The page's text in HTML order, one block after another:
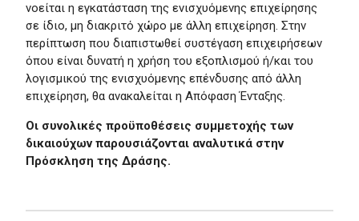
νοείται η εγκατάσταση της ενισχυόμενης επιχείρησης
σε ίδιο, μη διακριτό χώρο με άλλη επιχείρηση. Στην
περίπτωση που διαπιστωθεί συστέγαση επιχειρήσεων
όπου είναι δυνατή η χρήση του εξοπλισμού ή/και του
λογισμικού της ενισχυόμενης επένδυσης από άλλη
επιχείρηση, θα ανακαλείται η Απόφαση Ένταξης.
Οι συνολικές προϋποθέσεις συμμετοχής των
δικαιούχων παρουσιάζονται αναλυτικά στην
Πρόσκληση της Δράσης.